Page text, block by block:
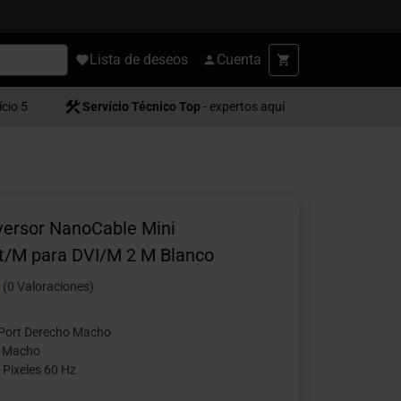
Lista de deseos Cuenta
5 Servício Técnico Top - expertos aquí
NanoCable Mini
M para DVI/M 2 M Blanco
(0 Valoraciones)
Derecho Macho
Macho
60 Hz